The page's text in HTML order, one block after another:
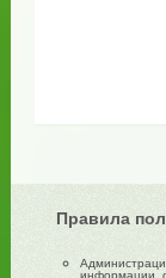
Правила